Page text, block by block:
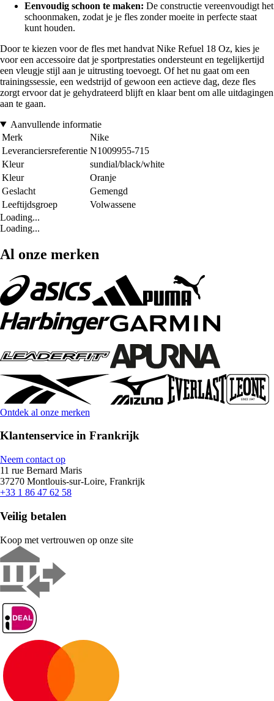
Eenvoudig schoon te maken: De constructie vereenvoudigt het
schoonmaken, zodat je je fles zonder moeite in perfecte staat
kunt houden.
Door te kiezen voor de fles met handvat Nike Refuel 18 Oz, kies je
voor een accessoire dat je sportprestaties ondersteunt en tegelijkertijd
een vleugje stijl aan je uitrusting toevoegt. Of het nu gaat om een
trainingssessie, een wedstrijd of gewoon een actieve dag, deze fles
zorgt ervoor dat je gehydrateerd blijft en klaar bent om alle uitdagingen
aan te gaan.
Aanvullende informatie
Merk
Nike
Leveranciersreferentie N1009955-715
Kleur
sundial/black/white
Kleur
Oranje
Geslacht
Gemengd
Leeftijdsgroep
Volwassene
Loading...
Loading...
Al onze merken
Ontdek al onze merken
Klantenservice in Frankrijk
Neem contact op
11 rue Bernard Maris
37270 Montlouis-sur-Loire, Frankrijk
+33 1 86 47 62 58
Veilig betalen
Koop met vertrouwen op onze site